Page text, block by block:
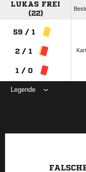
LUKAS FREI
(22)
59 / 1
2 / 1
1 / 0
Legende